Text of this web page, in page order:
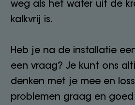
weg als het water uit de
kalkvrij is.
Heb je na de installatie
een vraag? Je kunt ons
denken met je mee en
problemen graag en